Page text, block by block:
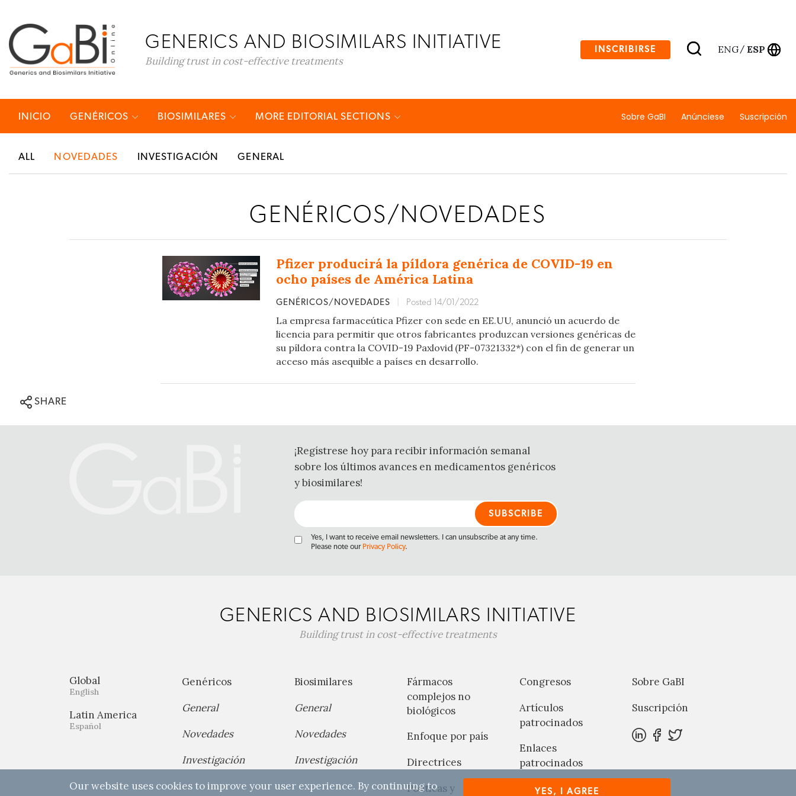
GENERICS AND BIOSIMILARS INITIATIVE
Building trust in cost-effective treatments
INSCRIBIRSE ENG/ ESP
INICIO GENÉRICOS BIOSIMILARES MORE EDITORIAL SECTIONS Sobre GaBI Anúnciese Suscripción
ALL NOVEDADES INVESTIGACIÓN GENERAL
GENÉRICOS/NOVEDADES
Pfizer producirá la píldora genérica de COVID-19 en
ocho países de América Latina
GENÉRICOS/NOVEDADES Posted 14/01/2022
La empresa farmaceútica Pfizer con sede en EE.UU, anunció un acuerdo de
licencia para permitir que otros fabricantes produzcan versiones genéricas de
su píldora contra la COVID-19 Paxlovid (PF-07321332*) con el fin de generar un
acceso más asequible a países en desarrollo.
SHARE
¡Regístrese hoy para recibir información semanal
sobre los últimos avances en medicamentos genéricos
y biosimilares!
Yes, I want to receive email newsletters. I can unsubscribe at any time.
Please note our Privacy Policy.
GENERICS AND BIOSIMILARS INITIATIVE
Building trust in cost-effective treatments
Global
English
Latin America
Español
Genéricos
General
Novedades
Investigación
Biosimilares
General
Novedades
Investigación
Fármacos
complejos no
biológicos
Enfoque por país
Directrices
Políticas y
Congresos
Artículos
patrocinados
Enlaces
patrocinados
Noticias
Sobre GaBI
Suscripción
Our website uses cookies to improve your user experience. By continuing to
YES, I AGREE